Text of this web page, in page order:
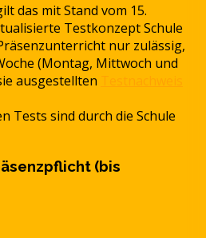
das mit Stand vom 15.
Testkonzept Schule
nur zulässig,
(Montag, Mittwoch und
ausgestellten
Tests sind durch die Schule
(bis